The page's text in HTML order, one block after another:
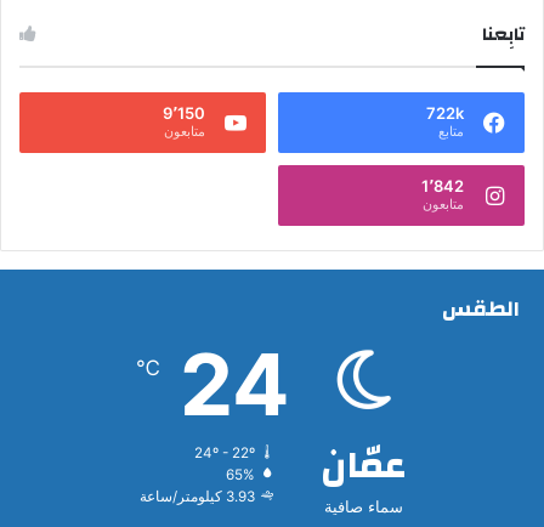
تابِعنا
722k
متابع
9٬150
متابعون
1٬842
متابعون
الطقس
عمّان
سماء صافية
24
℃
24º - 22º
65%
3.93 كيلومتر/ساعة